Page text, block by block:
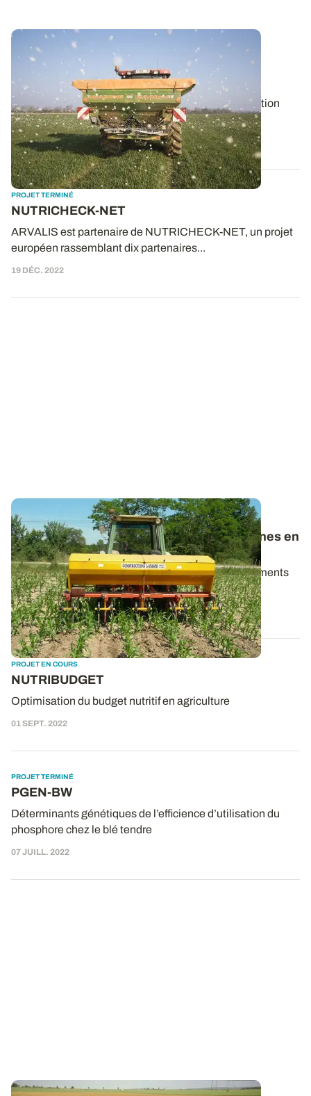
PROJET TERMINÉ
Un réseau d’experts européens de la
fertilisation en construction
Neuf pays européens travaillent ensemble à la création
d’un réseau d’experts de la...
16 MARS 2023
PROJET TERMINÉ
NUTRICHECK-NET
ARVALIS est partenaire de NUTRICHECK-NET, un projet
européen rassemblant dix partenaires...
19 DÉC. 2022
PROJET EN COURS
Guider les politiques publiques européennes en
matière de fertilisation
Améliorer l’absorption et réduire les pertes de nutriments
est un enjeu de taille pour l...
01 DÉC. 2022
PROJET EN COURS
NUTRIBUDGET
Optimisation du budget nutritif en agriculture
01 SEPT. 2022
PROJET TERMINÉ
PGEN-BW
Déterminants génétiques de l’efficience d’utilisation du
phosphore chez le blé tendre
07 JUILL. 2022